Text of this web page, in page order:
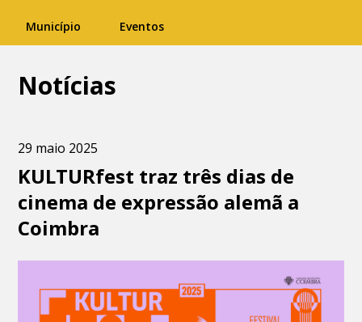
Município Eventos
Notícias
29 maio 2025
KULTURfest traz três dias de
cinema de expressão alemã a
Coimbra